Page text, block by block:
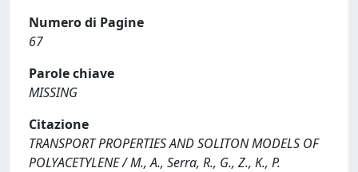
Numero di Pagine
67
Parole chiave
MISSING
Citazione
TRANSPORT PROPERTIES AND SOLITON MODELS OF
POLYACETYLENE / M., A., Serra, R., G., Z., K., P.